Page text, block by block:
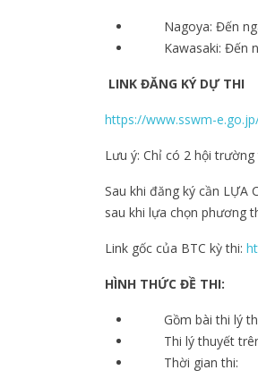
Nagoya: Đến
Kawasaki: Đến
LINK ĐĂNG KÝ DỰ THI
https://www.sswm-
Lưu ý: Chỉ có 2 hội
Sau khi đăng ký cần LỰA
sau khi lựa chọn phương
Link gốc của BTC kỳ thi:
HÌNH THỨC ĐỀ THI:
Gồm bài thi lý
Thi lý thuyết
Thời gian thi: